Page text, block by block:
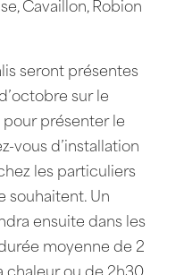
Cavaillon, Robion
seront présentes
sur le
présenter le
vous d’installation
les particuliers
souhaitent. Un
ensuite dans les
moyenne de 2